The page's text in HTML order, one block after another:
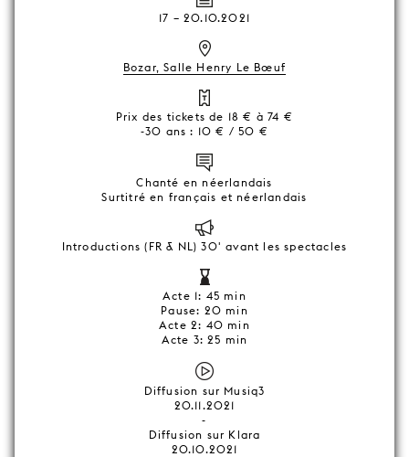
17 – 20.10.2021
Bozar, Salle Henry Le Bœuf
Prix des tickets de 18 € à 74 €
-30 ans : 10 € / 50 €
Chanté en néerlandais
Surtitré en français et néerlandais
Introductions (FR & NL) 30' avant les spectacles
Acte 1: 45 min
Pause: 20 min
Acte 2: 40 min
Acte 3: 25 min
Diffusion sur Musiq3
20.11.2021
-
Diffusion sur Klara
20.10.2021